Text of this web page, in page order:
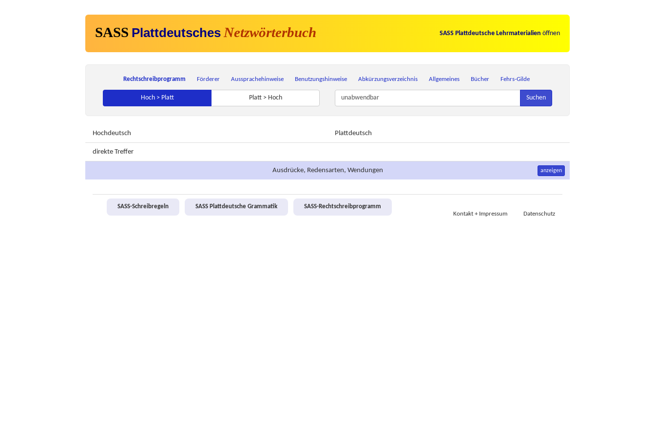
SASS Plattdeutsches Netzwörterbuch SASS Plattdeutsche Lehrmaterialien öffnen
Rechtschreibprogramm Förderer Aussprachehinweise Benutzungshinweise Abkürzungsverzeichnis Allgemeines Bücher Fehrs-Gilde
Hoch > Platt Platt > Hoch Suchen
Hochdeutsch Plattdeutsch
direkte Treffer
Ausdrücke, Redensarten, Wendungen anzeigen
SASS-Schreibregeln SASS Plattdeutsche Grammatik
SASS-Rechtschreibprogramm
Kontakt + Impressum
Datenschutz